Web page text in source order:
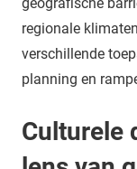
regionale
verschillende
planning en
Culturele